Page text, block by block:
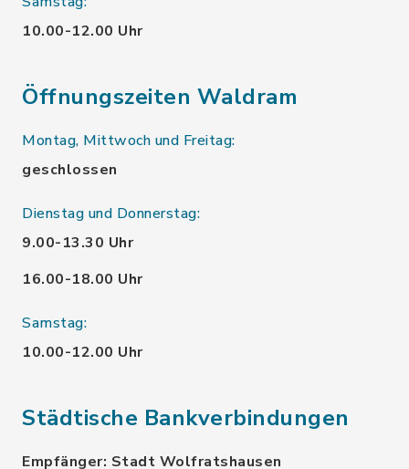
10.00-12.00 Uhr
Öffnungszeiten Waldram
Montag, Mittwoch und Freitag:
geschlossen
Dienstag und Donnerstag:
9.00-13.30 Uhr
16.00-18.00 Uhr
Samstag:
10.00-12.00 Uhr
Städtische Bankverbindungen
Empfänger: Stadt Wolfratshausen